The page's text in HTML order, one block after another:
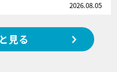
2026.08.05
見る